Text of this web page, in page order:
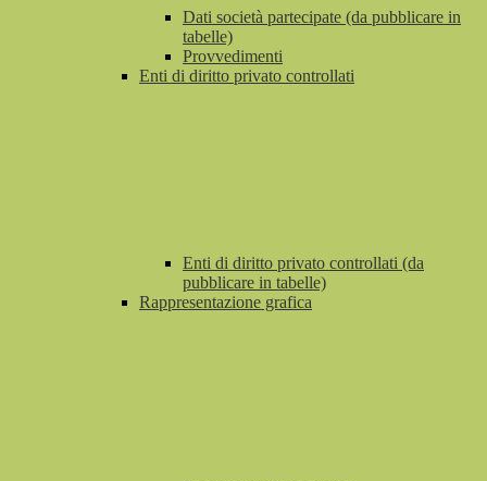
Dati società partecipate (da pubblicare in
tabelle)
Provvedimenti
Enti di diritto privato controllati
Enti di diritto privato controllati (da
pubblicare in tabelle)
Rappresentazione grafica